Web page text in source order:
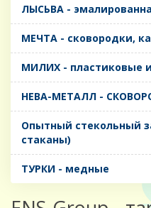
ЛЫСЬВА -
МЕЧТА - сковородки,
МИЛИХ - пластиковые
НЕВА-МЕТАЛЛ -
Опытный стекольный
стаканы)
ТУРКИ - медные